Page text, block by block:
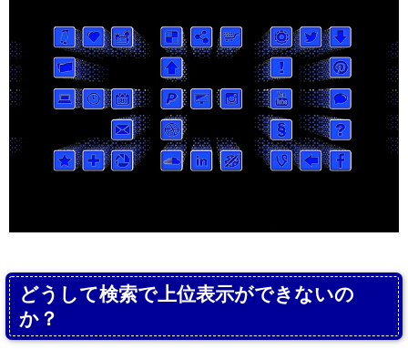
どうして検索で上位表示ができないの
か？